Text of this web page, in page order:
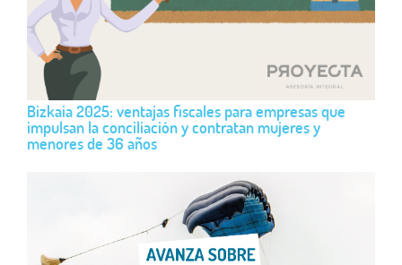
Bizkaia 2025: ventajas fiscales para empresas que
impulsan la conciliación y contratan mujeres y
menores de 36 años